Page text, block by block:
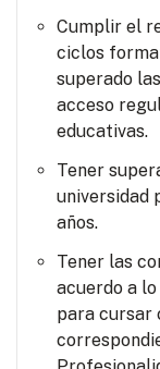
Cumplir el
ciclos
superado
acceso
educativas.
Tener
universidad
años.
Tener las
acuerdo a lo
para cursar